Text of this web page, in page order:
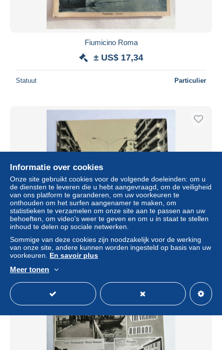
Fiumicino Roma
± US$ 17,34
Statuut Particulier
Roma Via Cipro Trionfale
± US$ 17,34
Statuut
Informatie over cookies
Onze site gebruikt cookies voor de volgende doeleinden: om u
de diensten te leveren die u hebt aangevraagd, om de veiligheid
van ons platform te garanderen, om uw voorkeuren te
onthouden om het surfen aangenamer te maken, om
statistieken te verzamelen om onze site aan te passen aan uw
behoeften, om video's weer te geven en om u in staat te stellen
inhoud te delen op sociale netwerken.
Sommige van deze cookies zijn noodzakelijk voor de werking
van onze site, andere kunnen worden ingesteld op basis van uw
voorkeuren. En savoir plus
Meer tonen